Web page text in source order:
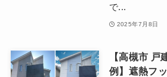
で...
2025年7月8日
【高槻市 戸
例】遮熱フ